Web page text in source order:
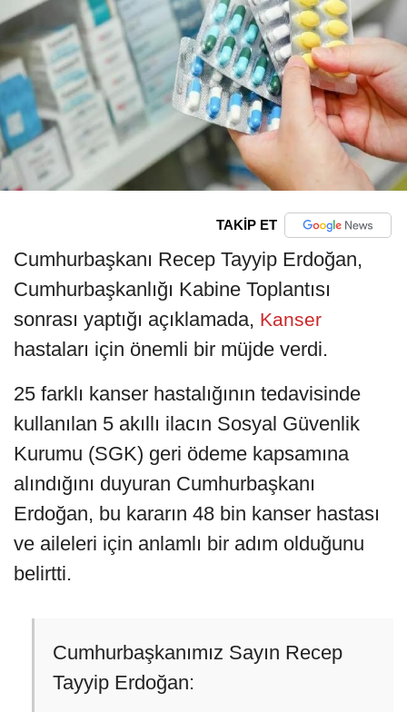
TAKİP ET
Cumhurbaşkanı Recep Tayyip Erdoğan,
Cumhurbaşkanlığı Kabine Toplantısı
sonrası yaptığı açıklamada, Kanser
hastaları için önemli bir müjde verdi.
25 farklı kanser hastalığının tedavisinde
kullanılan 5 akıllı ilacın Sosyal Güvenlik
Kurumu (SGK) geri ödeme kapsamına
alındığını duyuran Cumhurbaşkanı
Erdoğan, bu kararın 48 bin kanser hastası
ve aileleri için anlamlı bir adım olduğunu
belirtti.
Cumhurbaşkanımız Sayın Recep
Tayyip Erdoğan: